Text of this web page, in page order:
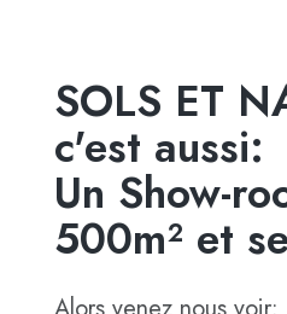
SOLS ET
c'est aussi:
Un Show-
500m² et